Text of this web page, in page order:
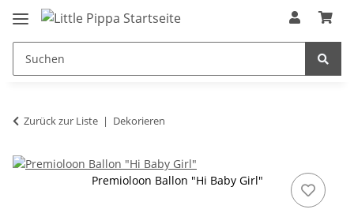
Zum Hauptinhalt springen
springen
Zurück zur Liste Dekorieren
Premioloon Ballon "Hi Baby Girl"